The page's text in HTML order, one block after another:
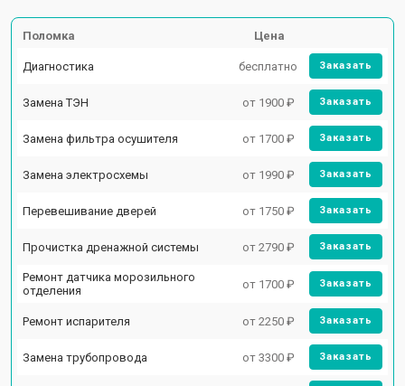
Поломка Цена
Диагностика бесплатно Заказать
Замена ТЭН от 1900 ₽ Заказать
Замена фильтра осушителя от 1700 ₽ Заказать
Замена электросхемы от 1990 ₽ Заказать
Перевешивание дверей от 1750 ₽ Заказать
Прочистка дренажной системы от 2790 ₽ Заказать
Ремонт датчика морозильного
отделения
от 1700 ₽ Заказать
Ремонт испарителя от 2250 ₽ Заказать
Замена трубопровода от 3300 ₽ Заказать